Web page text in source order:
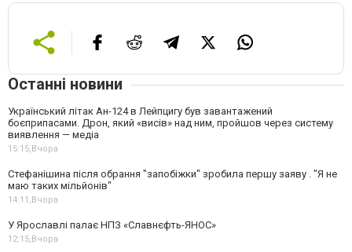
Останні новини
Український літак Ан-124 в Лейпцигу був завантажений
боєприпасами. Дрон, який «висів» над ним, пройшов через систему
виявлення — медіа
15:15,Вчора
Стефанішина після обрання "запобіжки" зробила першу заяву . "Я не
маю таких мільйонів"
14:11,Вчора
У Ярославлі палає НПЗ «Славнєфть-ЯНОС»
12:15,Вчора